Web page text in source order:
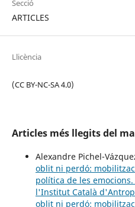
Secció
ARTICLES
Llicència
(CC BY-NC-SA 4.0)
Articles més llegits del
Alexandre Pichel-
oblit ni perdó:
política de les
l'Institut Català
oblit ni perdó: